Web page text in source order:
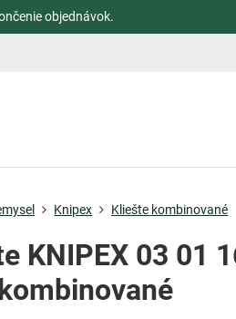
objednávok.
Knipex Kliešte kombinované
KNIPEX 03 01